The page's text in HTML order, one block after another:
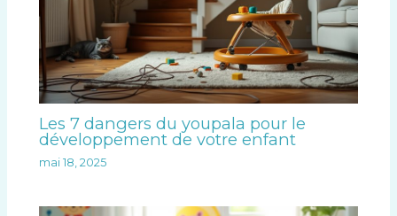
Les 7 dangers du youpala pour le
développement de votre enfant
mai 18, 2025